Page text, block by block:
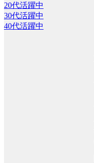
20代活躍中
30代活躍中
40代活躍中